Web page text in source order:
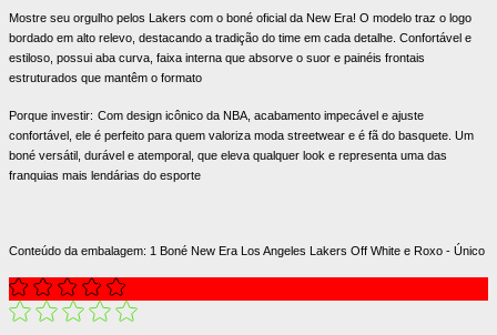
Mostre seu orgulho pelos Lakers com o boné oficial da New Era! O modelo traz o logo
bordado em alto relevo, destacando a tradição do time em cada detalhe. Confortável e
estiloso, possui aba curva, faixa interna que absorve o suor e painéis frontais
estruturados que mantêm o formato
Porque investir: Com design icônico da NBA, acabamento impecável e ajuste
confortável, ele é perfeito para quem valoriza moda streetwear e é fã do basquete. Um
boné versátil, durável e atemporal, que eleva qualquer look e representa uma das
franquias mais lendárias do esporte
Conteúdo da embalagem: 1 Boné New Era Los Angeles Lakers Off White e Roxo - Único